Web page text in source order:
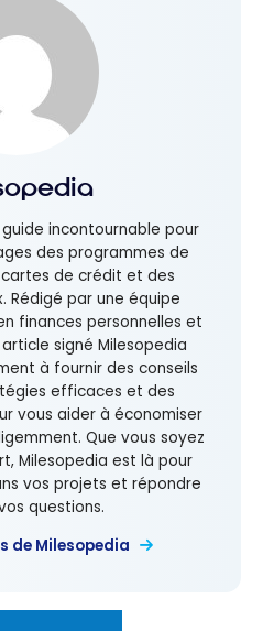
incontournable pour
des programmes de
de crédit et des
Rédigé par une équipe
finances personnelles et
signé Milesopedia
à fournir des conseils
efficaces et des
vous aider à économiser
Que vous soyez
Milesopedia est là pour
vos projets et répondre
questions.
de Milesopedia